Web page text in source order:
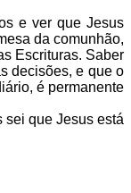
e ver que Jesus
da comunhão,
Escrituras. Saber
decisões, e que o
é permanente
sei que Jesus está